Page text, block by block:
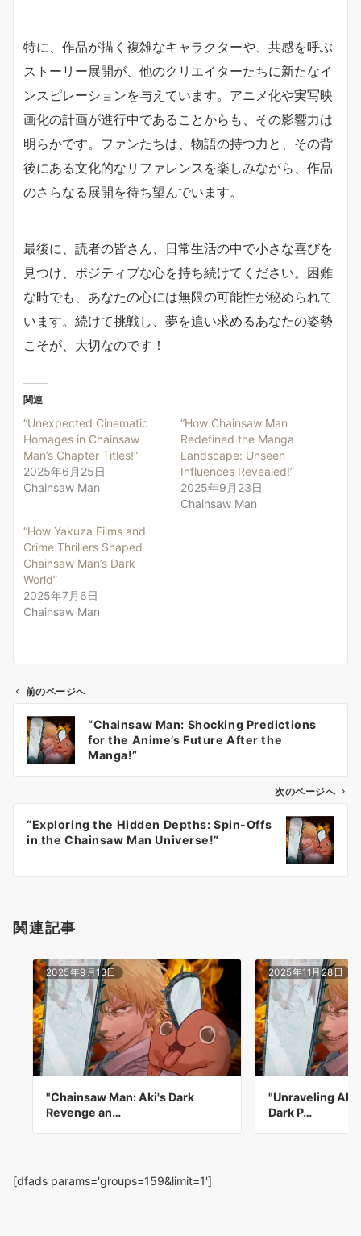
特に、作品が描く複雑なキャラクターや、共感を呼ぶ
ストーリー展開が、他のクリエイターたちに新たなイ
ンスピレーションを与えています。アニメ化や実写映
画化の計画が進行中であることからも、その影響力は
明らかです。ファンたちは、物語の持つ力と、その背
後にある文化的なリファレンスを楽しみながら、作品
のさらなる展開を待ち望んでいます。
最後に、読者の皆さん、日常生活の中で小さな喜びを
見つけ、ポジティブな心を持ち続けてください。困難
な時でも、あなたの心には無限の可能性が秘められて
います。続けて挑戦し、夢を追い求めるあなたの姿勢
こそが、大切なのです！
関連
“Unexpected Cinematic
Homages in Chainsaw
Man’s Chapter Titles!”
2025年6月25日
Chainsaw Man
“How Chainsaw Man
Redefined the Manga
Landscape: Unseen
Influences Revealed!”
2025年9月23日
Chainsaw Man
“How Yakuza Films and
Crime Thrillers Shaped
Chainsaw Man’s Dark
World”
2025年7月6日
Chainsaw Man
ビ
ン
前のページへ
“Chainsaw Man: Shocking Predictions
for the Anime’s Future After the
Manga!”
次のページへ
“Exploring the Hidden Depths: Spin-Offs
in the Chainsaw Man Universe!”
関連記事
2025年9月13日
"Chainsaw Man: Aki's Dark
Revenge an…
2025年11月28日
"Unraveling Aki
Dark P…
[dfads params='groups=159&limit=1']